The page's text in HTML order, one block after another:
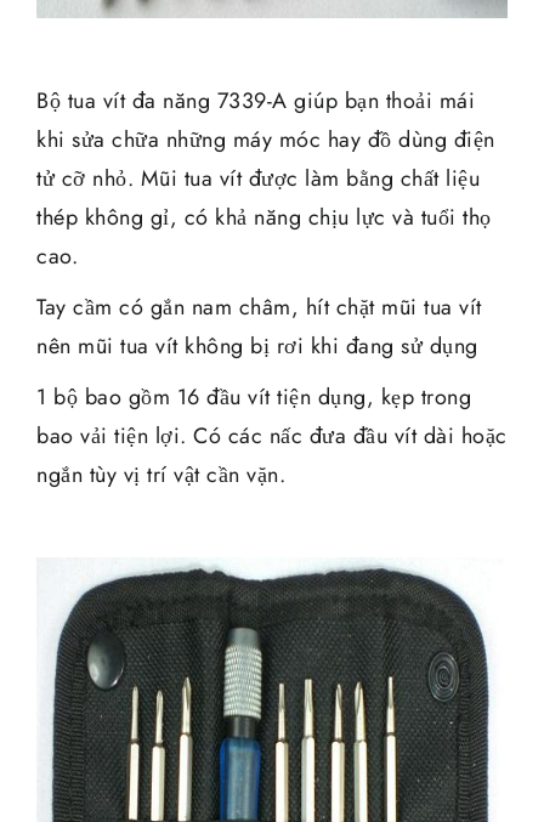
Bộ tua vít đa năng 7339-A giúp bạn thoải mái
khi sửa chữa những máy móc hay đồ dùng điện
tử cỡ nhỏ. Mũi tua vít được làm bằng chất liệu
thép không gỉ, có khả năng chịu lực và tuổi thọ
cao.
Tay cầm có gắn nam châm, hít chặt mũi tua vít
nên mũi tua vít không bị rơi khi đang sử dụng
1 bộ bao gồm 16 đầu vít tiện dụng, kẹp trong
bao vải tiện lợi. Có các nấc đưa đầu vít dài hoặc
ngắn tùy vị trí vật cần vặn.